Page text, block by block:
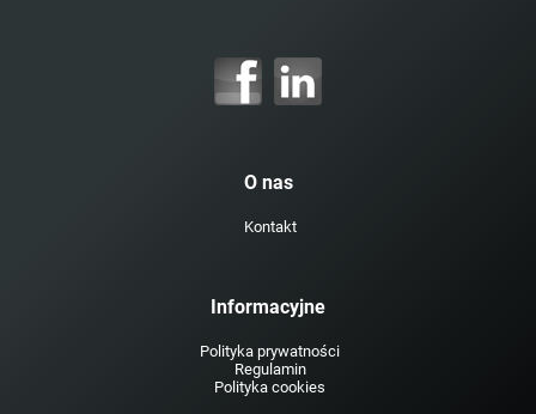
O nas
Kontakt
Informacyjne
Polityka prywatności
Regulamin
Polityka cookies